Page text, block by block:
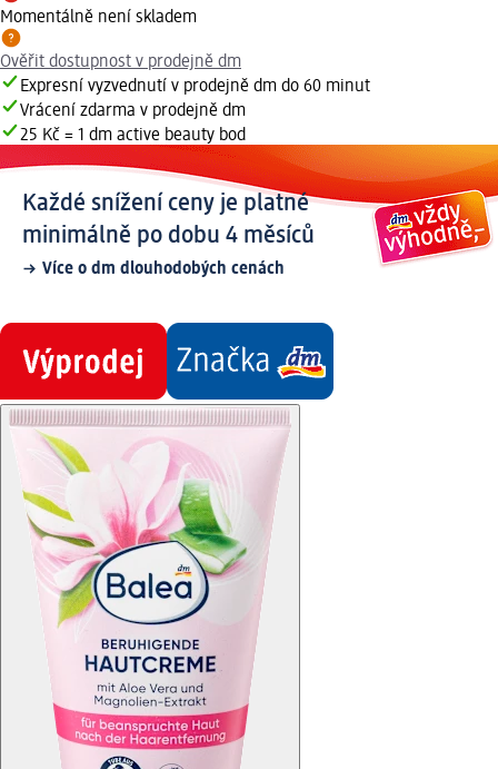
Momentálně není skladem
Ověřit dostupnost v prodejně dm
Expresní vyzvednutí v prodejně dm do 60 minut
Vrácení zdarma v prodejně dm
25 Kč = 1 dm active beauty bod
Každé snížení ceny je platné
minimálně po dobu 4 měsíců
Více o dm dlouhodobých cenách